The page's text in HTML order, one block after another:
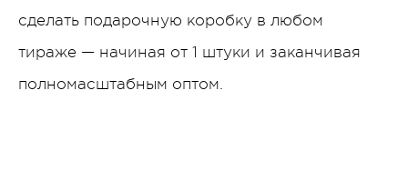
сделать подарочную коробку в любом
тираже — начиная от 1 штуки и заканчивая
полномасштабным оптом.